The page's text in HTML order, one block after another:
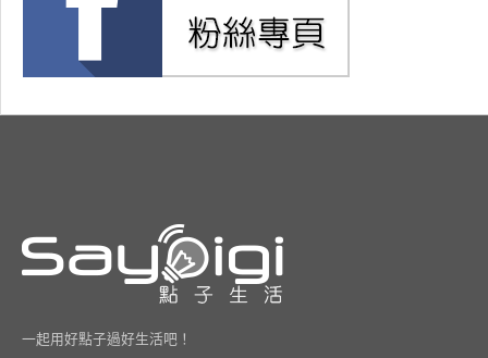
一起用好點子過好生活吧！